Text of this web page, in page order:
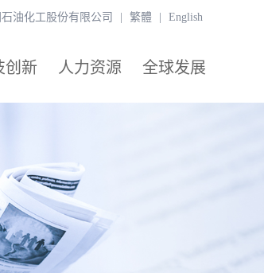
油化工股份有限公司 繁體 English
创新 人力资源 全球发展